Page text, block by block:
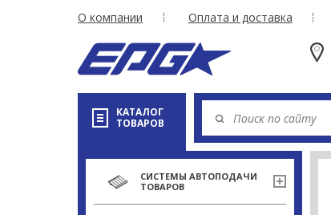
О компании Оплата и доставка
КАТАЛОГ
ТОВАРОВ
СИСТЕМЫ АВТОПОДАЧИ
ТОВАРОВ